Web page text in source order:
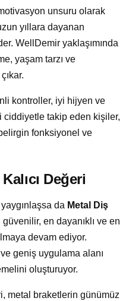
unsuru olarak
yıllara dayanan
WellDemir yaklaşımında
yaşam tarzı ve
kontroller, iyi hijyen ve
ciddiyetle takip eden kişiler,
fonksiyonel ve
Değeri
da Metal Diş
en dayanıklı ve en
devam ediyor.
geniş uygulama alanı
oluşturuyor.
metal braketlerin günümüz